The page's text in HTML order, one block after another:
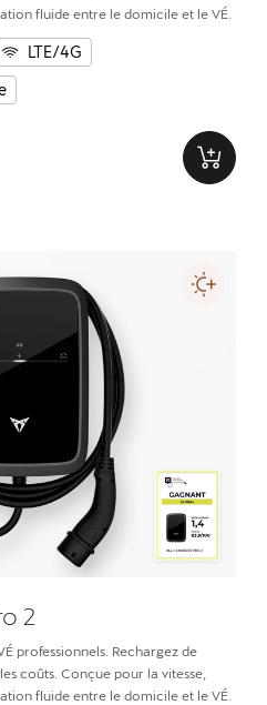
fluide entre le domicile et le VÉ.
LTE/4G
2
professionnels. Rechargez de
coûts. Conçue pour la vitesse,
fluide entre le domicile et le VÉ.